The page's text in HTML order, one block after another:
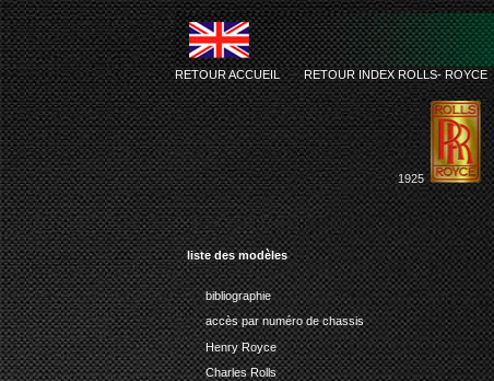
liste des modèles
bibliographie
accès par numéro de chassis
Henry Royce
Charles Rolls
RETOUR ACCUEIL-RETOUR INDEX ROLLS- ROYCE
1925